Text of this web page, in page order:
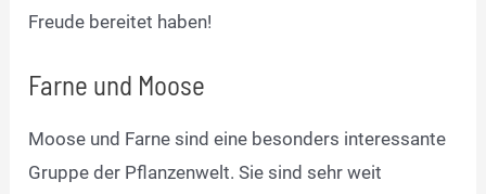
Freude bereitet haben!
Farne und Moose
Moose und Farne sind eine besonders interessante
Gruppe der Pflanzenwelt. Sie sind sehr weit